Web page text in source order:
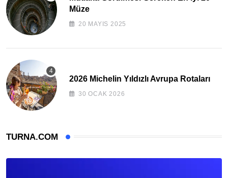
Müze
20 MAYIS 2025
2026 Michelin Yıldızlı Avrupa Rotaları
30 OCAK 2026
TURNA.COM